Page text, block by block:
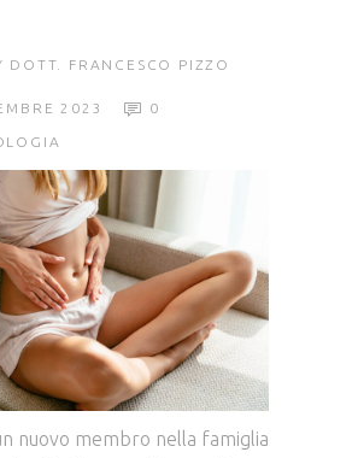
DOTT. FRANCESCO PIZZO
2023 0
nuovo membro nella famiglia